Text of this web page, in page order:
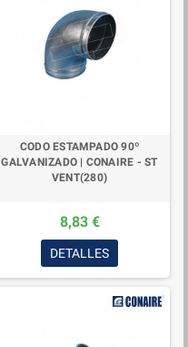
CODO ESTAMPADO 90º
GALVANIZADO | CONAIRE - ST
VENT(280)
8,83 €
DETALLES